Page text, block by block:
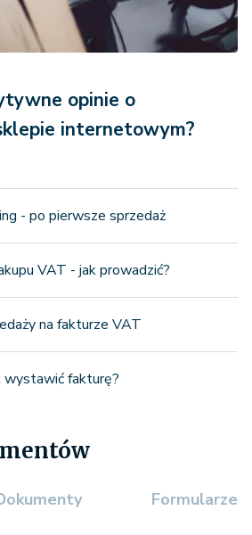
opinie o
internetowym?
- po pierwsze sprzedaż
VAT - jak prowadzić?
na fakturze VAT
wystawić fakturę?
Formularze